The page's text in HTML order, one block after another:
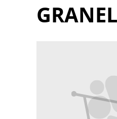
GRANEL